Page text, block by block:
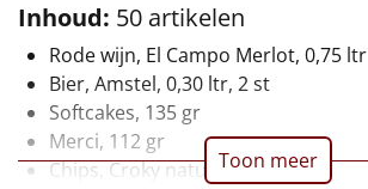
Mannen
Vrouwen
Duurzaam
Inhoud: 50 artikelen
Rode wijn, El Campo Merlot, 0,75 ltr
Bier, Amstel, 0,30 ltr, 2 st
Softcakes, 135 gr
Merci, 112 gr
Chips, Croky naturel, 100 gr
Toon meer